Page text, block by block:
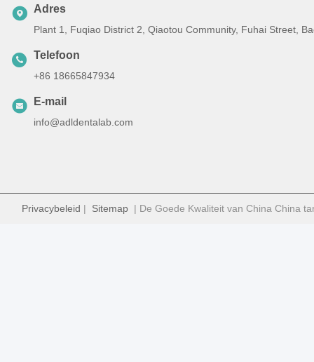
Adres
Plant 1, Fuqiao District 2, Qiaotou Community, Fuhai Street,
Telefoon
+86 18665847934
E-mail
info@adldentalab.com
Privacybeleid | Sitemap | De Goede Kwaliteit van China China